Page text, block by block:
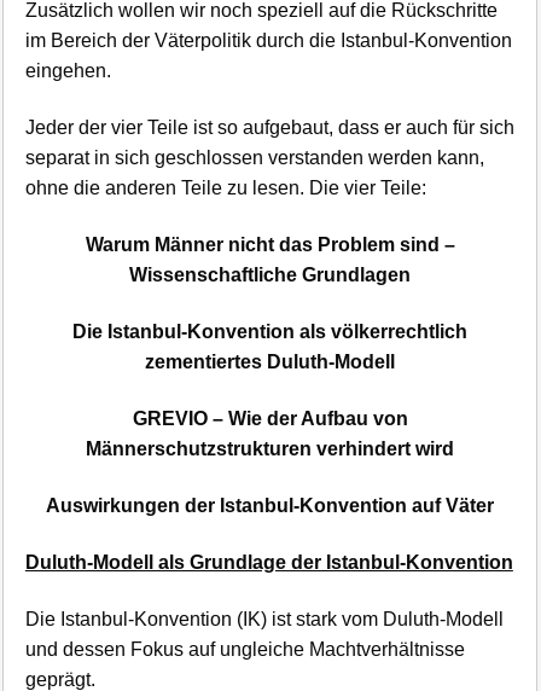
Zusätzlich wollen wir noch speziell auf die Rückschritte
im Bereich der Väterpolitik durch die Istanbul-Konvention
eingehen.
Jeder der vier Teile ist so aufgebaut, dass er auch für sich
separat in sich geschlossen verstanden werden kann,
ohne die anderen Teile zu lesen. Die vier Teile:
Warum Männer nicht das Problem sind –
Wissenschaftliche Grundlagen
Die Istanbul-Konvention als völkerrechtlich
zementiertes Duluth-Modell
GREVIO – Wie der Aufbau von
Männerschutzstrukturen verhindert wird
Auswirkungen der Istanbul-Konvention auf Väter
Duluth-Modell als Grundlage der Istanbul-Konvention
Die Istanbul-Konvention (IK) ist stark vom Duluth-Modell
und dessen Fokus auf ungleiche Machtverhältnisse
geprägt.